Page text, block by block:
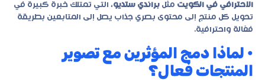
الاحترافي في الكويت مثل براندي ستديو، التي تمتلك خبرة كبيرة في
تحويل كل منتج إلى محتوى بصري جذاب يصل إلى المتابعين بطريقة
فعّالة واحترافية.
• لماذا دمج المؤثرين مع تصوير
المنتجات فعال؟